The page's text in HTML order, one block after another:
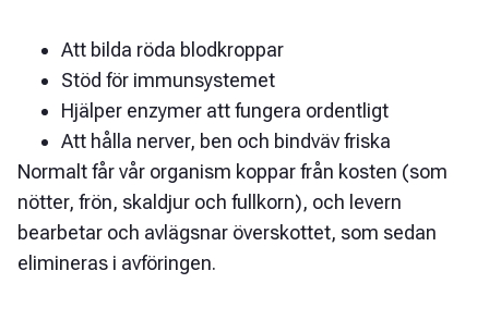
Att bilda röda blodkroppar
Stöd för immunsystemet
Hjälper enzymer att fungera ordentligt
Att hålla nerver, ben och bindväv friska
Normalt får vår organism koppar från kosten (som
nötter, frön, skaldjur och fullkorn), och levern
bearbetar och avlägsnar överskottet, som sedan
elimineras i avföringen.